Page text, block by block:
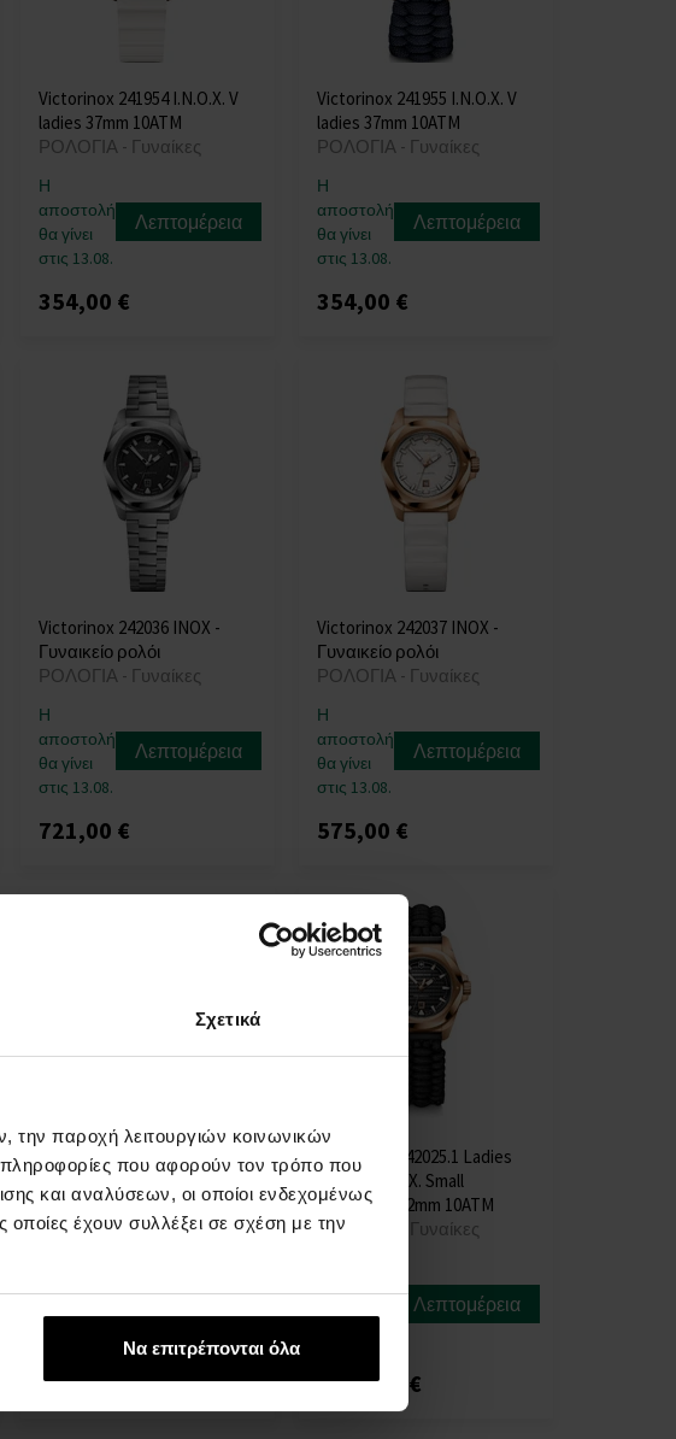
Σχετικά
την παροχή λειτουργιών κοινωνικών
που αφορούν τον τρόπο που
και αναλύσεων, οι οποίοι ενδεχομένως
έχουν συλλέξει σε σχέση με την
Να επιτρέπονται όλα
Victorinox 241954 I.N.O.X. V
ladies 37mm 10ATM
ΡΟΛΟΓΙΑ - Γυναίκες
Η
αποστολή
θα γίνει
στις 13.08.
Λεπτομέρεια
354,00 €
Victorinox 241955 I.N.O.X. V
ladies 37mm 10ATM
ΡΟΛΟΓΙΑ - Γυναίκες
Η
αποστολή
θα γίνει
στις 13.08.
Λεπτομέρεια
354,00 €
Victorinox 242036 INOX -
Γυναικείο ρολόι
ΡΟΛΟΓΙΑ - Γυναίκες
Η
αποστολή
θα γίνει
στις 13.08.
Λεπτομέρεια
721,00 €
Victorinox 242037 INOX -
Γυναικείο ρολόι
ΡΟΛΟΓΙΑ - Γυναίκες
Η
αποστολή
θα γίνει
στις 13.08.
Λεπτομέρεια
575,00 €
Victorinox 242027 Ladies
Watch I.N.O.X. Small
Automatic 32mm 10ATM
ΡΟΛΟΓΙΑ - Γυναίκες
αποστολή
θα γίνει
1015,00 €
Victorinox 242025.1 Ladies
Watch I.N.O.X. Small
Automatic 32mm 10ATM
ΡΟΛΟΓΙΑ - Γυναίκες
αποστολή
θα γίνει
Λεπτομέρεια
1192,00 €